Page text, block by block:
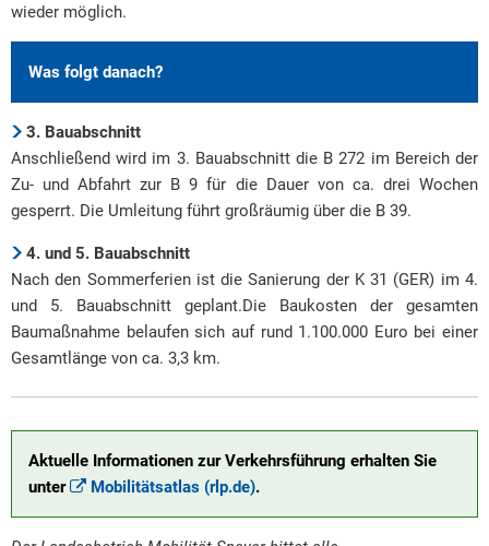
wieder möglich.
Was folgt danach?
3. Bauabschnitt
Anschließend wird im 3. Bauabschnitt die B 272 im Bereich der
Zu- und Abfahrt zur B 9 für die Dauer von ca. drei Wochen
gesperrt. Die Umleitung führt großräumig über die B 39.
4. und 5. Bauabschnitt
Nach den Sommerferien ist die Sanierung der K 31 (GER) im 4.
und 5. Bauabschnitt geplant.Die Baukosten der gesamten
Baumaßnahme belaufen sich auf rund 1.100.000 Euro bei einer
Gesamtlänge von ca. 3,3 km.
Aktuelle Informationen zur Verkehrsführung erhalten Sie
unter
Mobilitätsatlas (rlp.de).